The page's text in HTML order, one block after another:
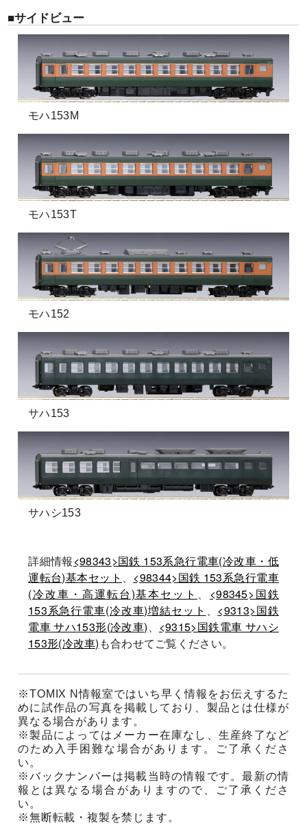
■サイドビュー
モハ153M
モハ153T
モハ152
サハ153
サハシ153
詳細情報<98343>国鉄 153系急行電車(冷改車・低
運転台)基本セット 、 <98344>国鉄 153系急行電車
(冷改車・高運転台)基本セット 、 <98345>国鉄
153系急行電車(冷改車)増結セット 、 <9313>国鉄
電車 サハ153形(冷改車)、 <9315>国鉄電車 サハシ
153形(冷改車) も合わせてご覧ください。
※TOMIX N情報室ではいち早く情報をお伝えするた
めに試作品の写真を掲載しており、製品とは仕様が
異なる場合があります。
※製品によってはメーカー在庫なし、生産終了など
のため入手困難な場合があります。ご了承くださ
い。
※バックナンバーは掲載当時の情報です。最新の情
報とは異なる場合がありますので、ご了承くださ
い。
※無断転載・複製を禁じます。